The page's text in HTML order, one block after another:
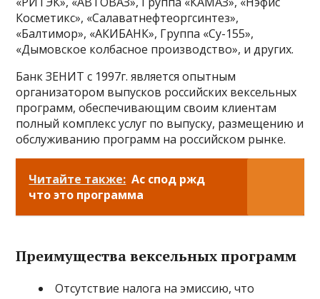
Косметикс», «Салаватнефтеоргсинтез»,
«Балтимор», «АКИБАНК», Группа «Су-155»,
«Дымовское колбасное производство», и других.
Банк ЗЕНИТ с 1997г. является опытным
организатором выпусков российских вексельных
программ, обеспечивающим своим клиентам
полный комплекс услуг по выпуску, размещению и
обслуживанию программ на российском рынке.
Читайте также: Ас спод ржд
что это программа
Преимущества вексельных программ
Отсутствие налога на эмиссию, что